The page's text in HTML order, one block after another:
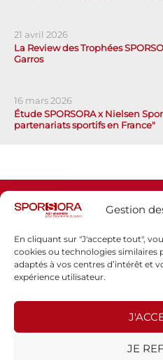
Gestion
En cliquant sur "J'accepte tout",
cookies ou technologies similaires
adaptés à vos centres d’intérêt et
expérience utilisateur.
JE
21 avril 2026
La Review des Trophées
Garros
16 mars 2026
Étude SPORSORA x Nielsen
partenariats sportifs en France"
Espace
Politique de